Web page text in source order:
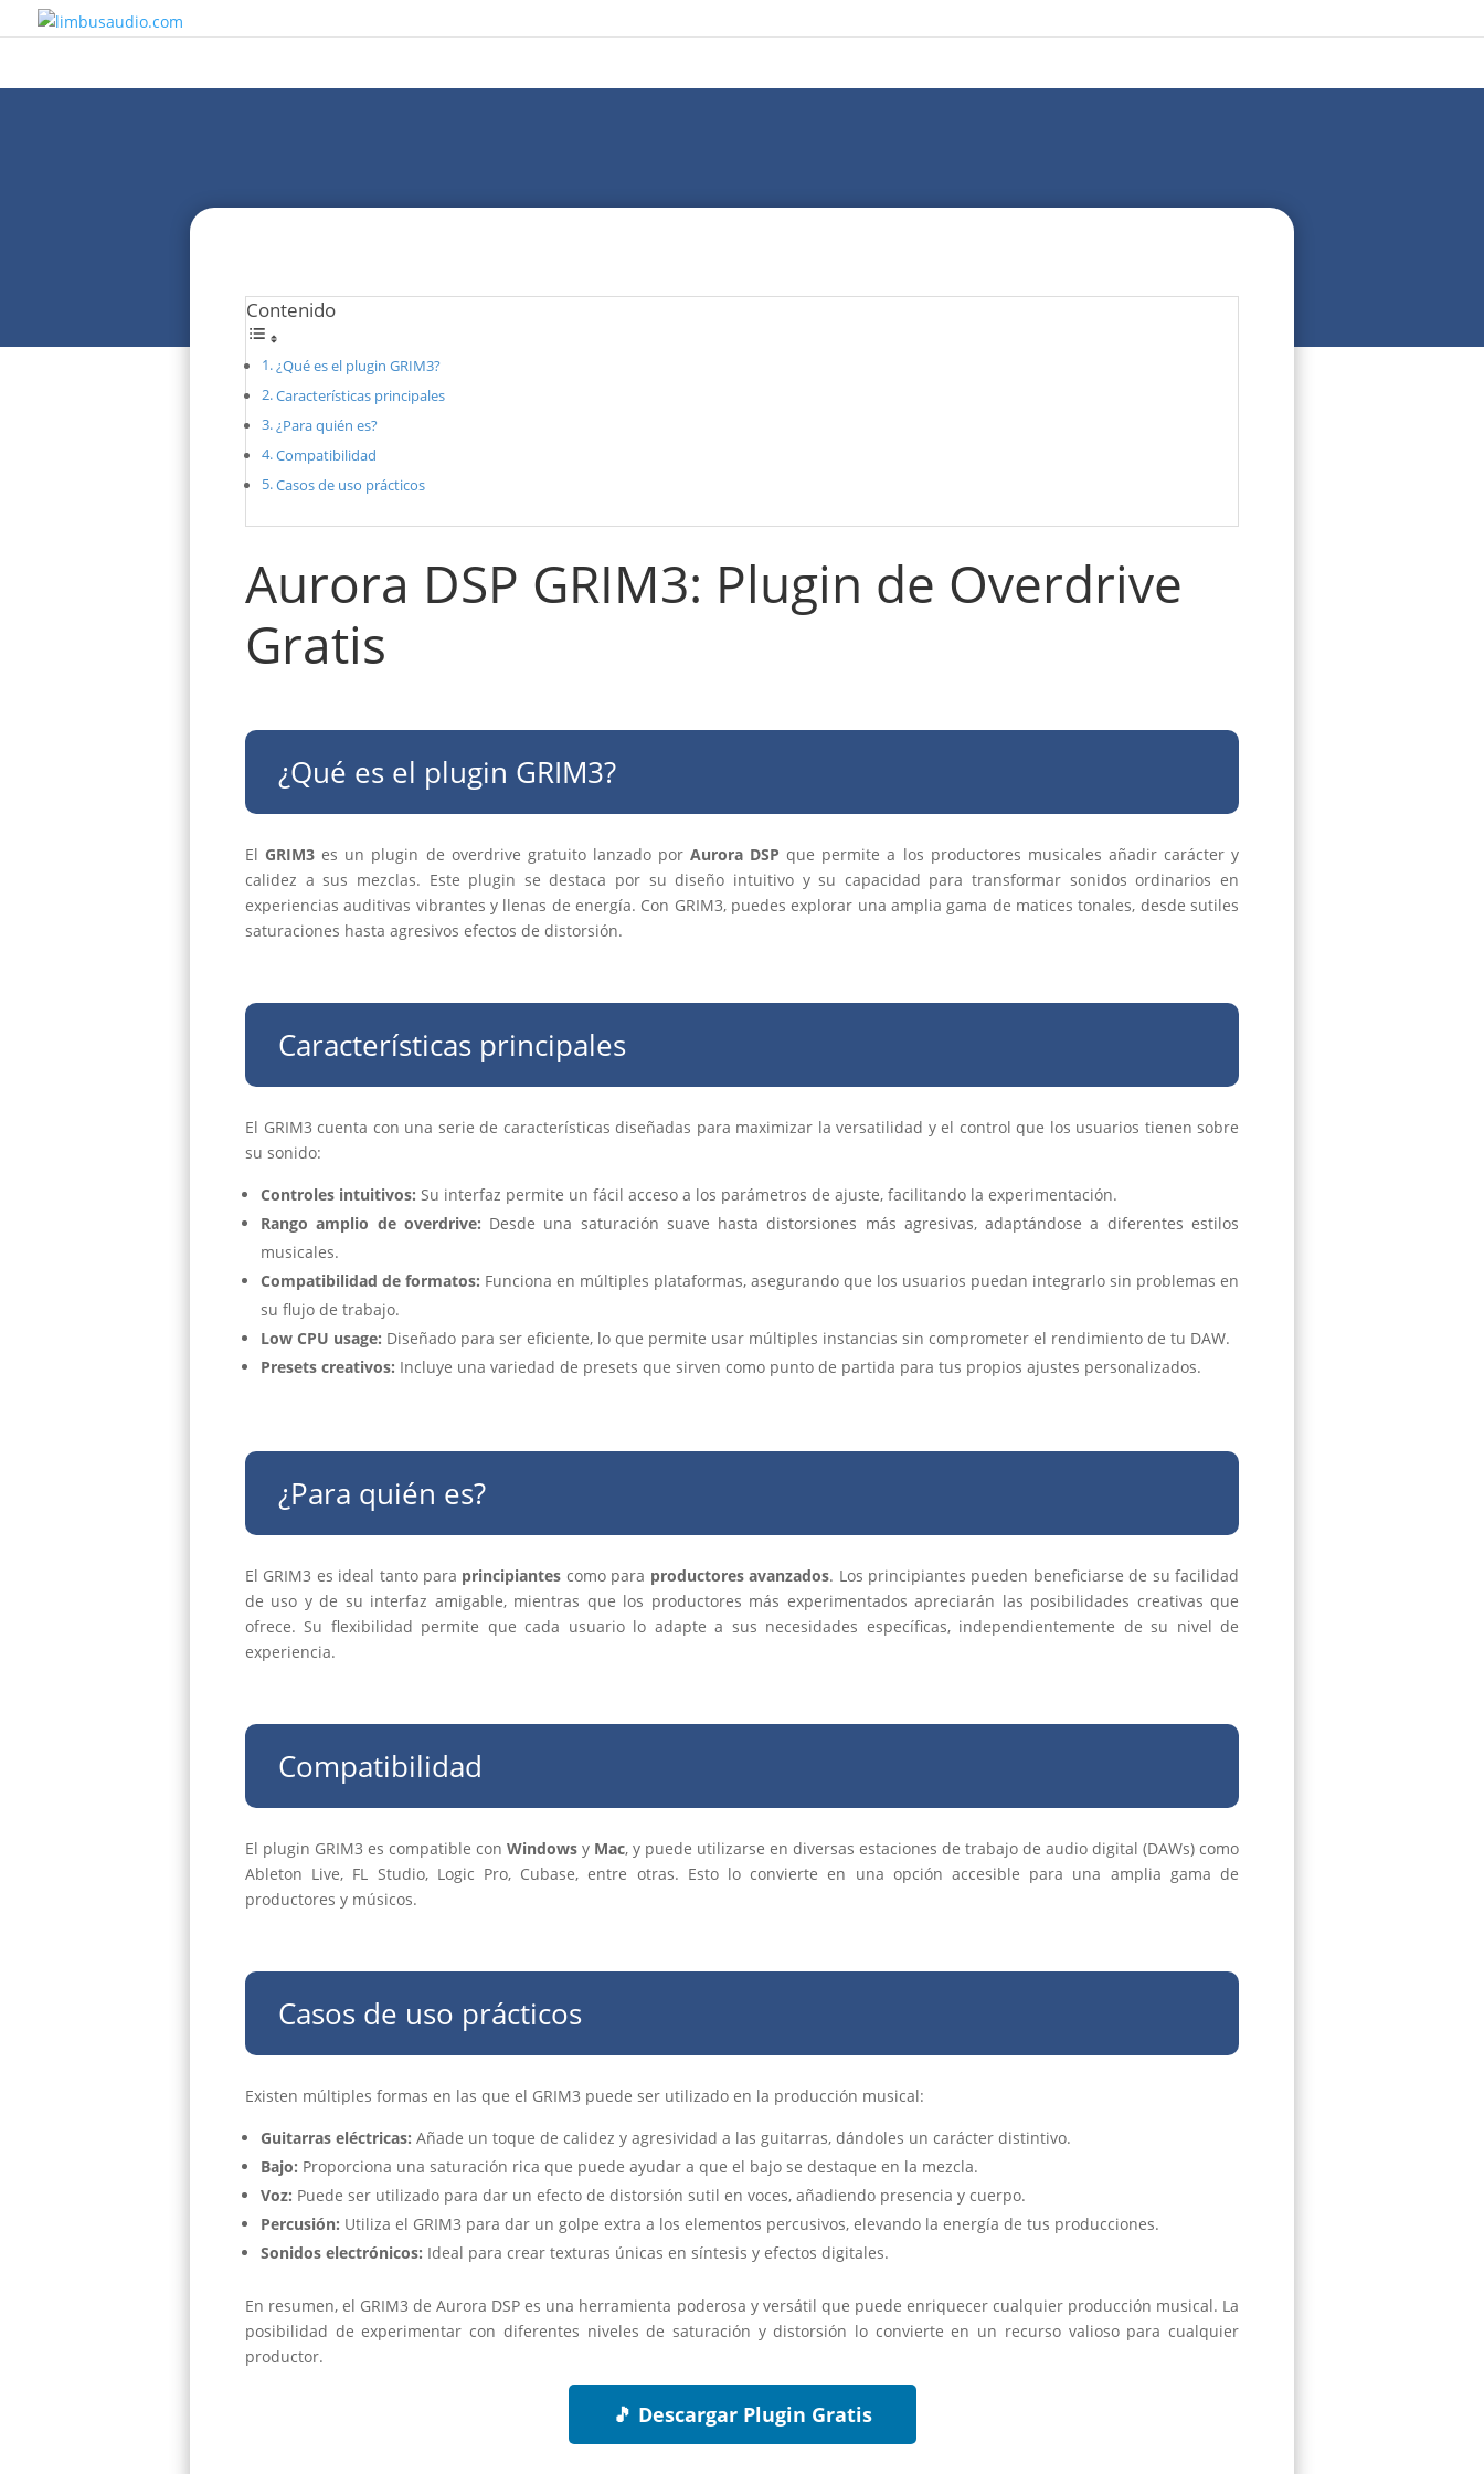
Contenido
¿Qué es el plugin GRIM3?
Características principales
¿Para quién es?
Compatibilidad
Casos de uso prácticos
Aurora DSP GRIM3: Plugin de Overdrive
Gratis
¿Qué es el plugin GRIM3?
ElGRIM3 es un plugin de overdrive gratuito lanzado porAurora DSP que permite a los productores musicales añadir carácter y
calidez a sus mezclas. Este plugin se destaca por su diseño intuitivo y su capacidad para transformar sonidos ordinarios en
experiencias auditivas vibrantes y llenas de energía. Con GRIM3, puedes explorar una amplia gama de matices tonales, desde sutiles
saturaciones hasta agresivos efectos de distorsión.
Características principales
El GRIM3 cuenta con una serie de características diseñadas para maximizar la versatilidad y el control que los usuarios tienen sobre
su sonido:
Controles intuitivos: Su interfaz permite un fácil acceso a los parámetros de ajuste, facilitando la experimentación.
Rango amplio de overdrive: Desde una saturación suave hasta distorsiones más agresivas, adaptándose a diferentes estilos
musicales.
Compatibilidad de formatos: Funciona en múltiples plataformas, asegurando que los usuarios puedan integrarlo sin problemas en
su flujo de trabajo.
Low CPU usage: Diseñado para ser eficiente, lo que permite usar múltiples instancias sin comprometer el rendimiento de tu DAW.
Presets creativos: Incluye una variedad de presets que sirven como punto de partida para tus propios ajustes personalizados.
¿Para quién es?
El GRIM3 es ideal tanto para principiantes como para productores avanzados. Los principiantes pueden beneficiarse de su facilidad
de uso y de su interfaz amigable, mientras que los productores más experimentados apreciarán las posibilidades creativas que
ofrece. Su flexibilidad permite que cada usuario lo adapte a sus necesidades específicas, independientemente de su nivel de
experiencia.
Compatibilidad
El plugin GRIM3 es compatible con Windows y Mac, y puede utilizarse en diversas estaciones de trabajo de audio digital (DAWs) como
Ableton Live, FL Studio, Logic Pro, Cubase, entre otras. Esto lo convierte en una opción accesible para una amplia gama de
productores y músicos.
Casos de uso prácticos
Existen múltiples formas en las que el GRIM3 puede ser utilizado en la producción musical:
Guitarras eléctricas: Añade un toque de calidez y agresividad a las guitarras, dándoles un carácter distintivo.
Bajo: Proporciona una saturación rica que puede ayudar a que el bajo se destaque en la mezcla.
Voz: Puede ser utilizado para dar un efecto de distorsión sutil en voces, añadiendo presencia y cuerpo.
Percusión: Utiliza el GRIM3 para dar un golpe extra a los elementos percusivos, elevando la energía de tus producciones.
Sonidos electrónicos: Ideal para crear texturas únicas en síntesis y efectos digitales.
En resumen, el GRIM3 de Aurora DSP es una herramienta poderosa y versátil que puede enriquecer cualquier producción musical. La
posibilidad de experimentar con diferentes niveles de saturación y distorsión lo convierte en un recurso valioso para cualquier
productor.
🎵 Descargar Plugin Gratis